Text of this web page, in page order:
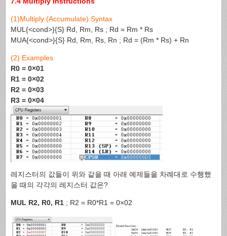
(1)Multiply (Accumulate) Syntax
MUL{<cond>}{S} Rd, Rm, Rs ; Rd = Rm * Rs
MUA{<cond>}{S} Rd, Rm, Rs, Rn ; Rd = (Rm * Rs) + Rn
(2) Examples
R0 = 0×01
R1 = 0×02
R2 = 0×03
R3 = 0×04
레지스터의 값들이 위와 같을 때 아래 예제들을 차례대로 수행했
을 때의 각각의 레지스터 값은?
MUL R2, R0, R1 ; R2 = R0*R1 = 0×02